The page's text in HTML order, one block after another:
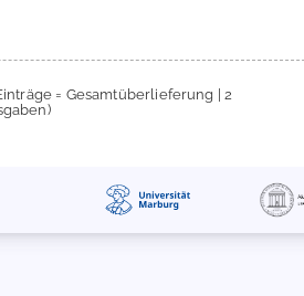
= Gesamtüberlieferung | 2